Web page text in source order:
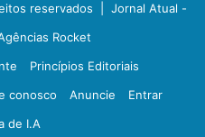
reservados | Jornal Atual -
Rocket
Princípios Editoriais
conosco Anuncie
Entrar
de I.A